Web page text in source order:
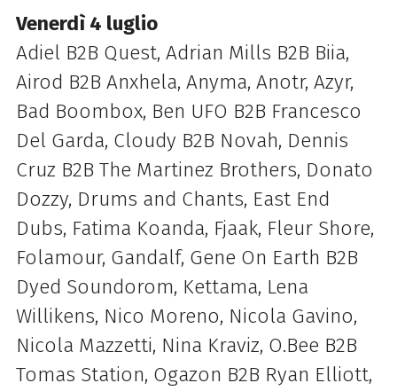
Venerdì 4 luglio
Adiel B2B Quest, Adrian Mills B2B Biia,
Airod B2B Anxhela, Anyma, Anotr, Azyr,
Bad Boombox, Ben UFO B2B Francesco
Del Garda, Cloudy B2B Novah, Dennis
Cruz B2B The Martinez Brothers, Donato
Dozzy, Drums and Chants, East End
Dubs, Fatima Koanda, Fjaak, Fleur Shore,
Folamour, Gandalf, Gene On Earth B2B
Dyed Soundorom, Kettama, Lena
Willikens, Nico Moreno, Nicola Gavino,
Nicola Mazzetti, Nina Kraviz, O.Bee B2B
Tomas Station, Ogazon B2B Ryan Elliott,